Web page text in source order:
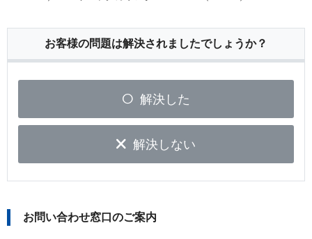
お客様の問題は解決されましたでしょうか？
解決した
解決しない
お問い合わせ窓口のご案内